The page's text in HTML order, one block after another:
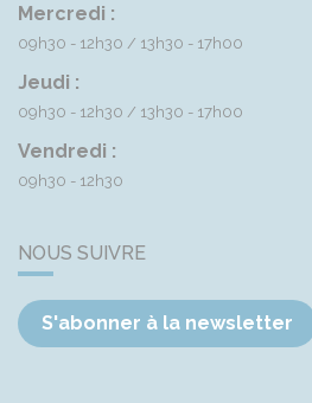
Mercredi :
09h30 - 12h30 13h30 - 17h00
Jeudi :
09h30 - 12h30 13h30 - 17h00
Vendredi :
09h30 - 12h30
NOUS SUIVRE
S'abonner à la newsletter